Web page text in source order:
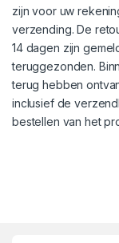
zijn voor uw
verzending. De
14 dagen zijn
teruggezonden.
terug hebben
inclusief de
bestellen van het